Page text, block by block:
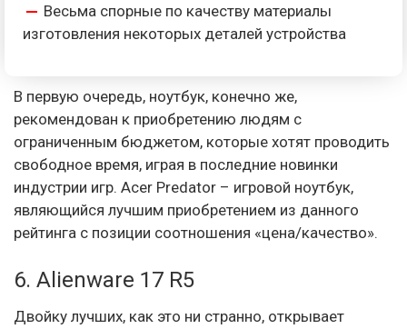
Весьма спорные по качеству материалы
изготовления некоторых деталей устройства
В первую очередь, ноутбук, конечно же,
рекомендован к приобретению людям с
ограниченным бюджетом, которые хотят проводить
свободное время, играя в последние новинки
индустрии игр. Acer Predator – игровой ноутбук,
являющийся лучшим приобретением из данного
рейтинга с позиции соотношения «цена/качество».
6. Alienware 17 R5
Двойку лучших, как это ни странно, открывает